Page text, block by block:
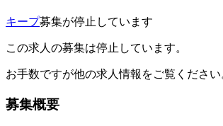
キープ募集が停止しています
この求人の募集は停止しています。
お手数ですが他の求人情報をご覧ください
募集概要